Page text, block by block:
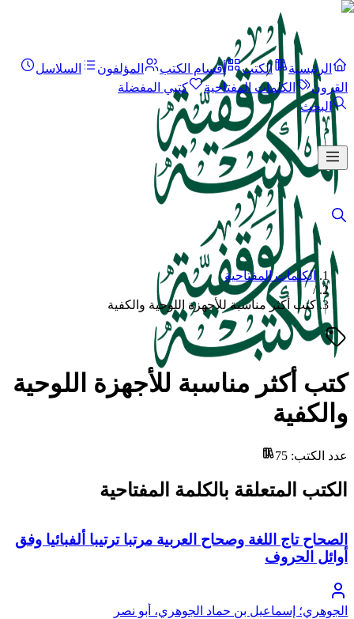
الرئيسية الكتب أقسام الكتب المؤلفون
السلاسل
القرون
الكلمات المفتاحية
كتبي المفضلة
البحث
الكلمات المفتاحية
/
كتب أكثر مناسبة للأجهزة اللوحية والكفية
كتب أكثر مناسبة للأجهزة اللوحية
والكفية
عدد الكتب:
75
الكتب المتعلقة بالكلمة المفتاحية
الصحاح تاج اللغة وصحاح العربية مرتبا ترتيبا ألفبائيا وفق
أوائل الحروف
الجوهري؛ إسماعيل بن حماد الجوهري، أبو نصر